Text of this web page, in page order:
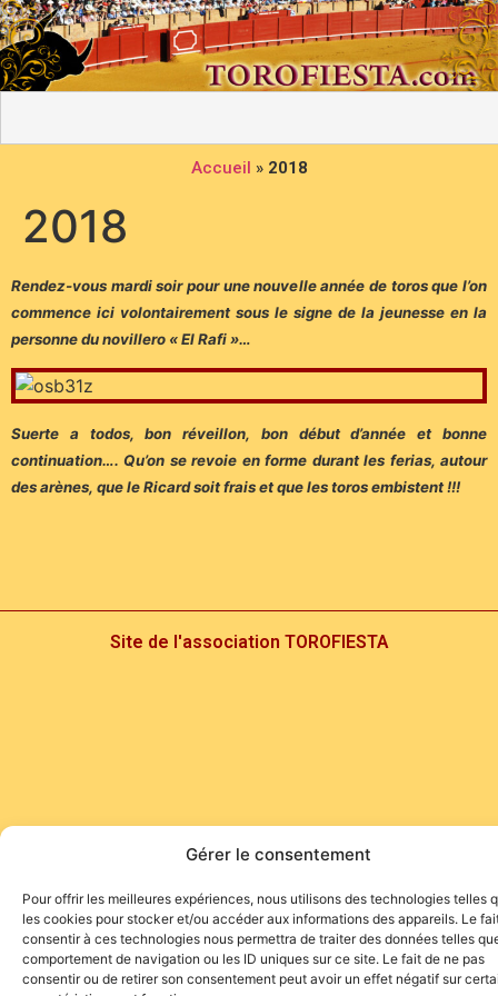
Gérer le consentement
Pour offrir les meilleures expériences, nous utilisons des technologies telles
les cookies pour stocker et/ou accéder aux informations des appareils. Le
consentir à ces technologies nous permettra de traiter des données telles
comportement de navigation ou les ID uniques sur ce site. Le fait de ne pas
consentir ou de retirer son consentement peut avoir un effet négatif sur
Accueil » 2018
2018
Rendez-vous mardi soir pour une nouvelle année de toros que l’on
commence ici volontairement sous le signe de la jeunesse en la
personne du novillero « El Rafi »…
Suerte a todos, bon réveillon, bon début d’année et bonne
continuation…. Qu’on se revoie en forme durant les ferias, autour
des arènes, que le Ricard soit frais et que les toros embistent !!!
Site de l'association TOROFIESTA